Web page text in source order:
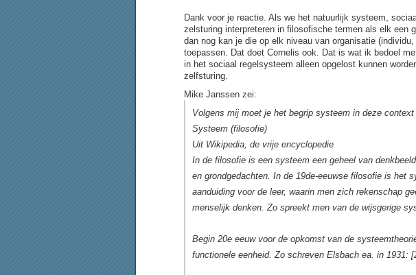
Dank voor je reactie. Als we het natuurlijk systeem,
zelsturing interpreteren in filosofische termen als elk een
dan nog kan je die op elk niveau van organisatie
toepassen. Dat doet Cornelis ook. Dat is wat ik bedoel
in het sociaal regelsysteem alleen opgelost kunnen
zelfsturing.
Mike Janssen zei:
Volgens mij moet je het begrip systeem in deze context
Systeem (filosofie)
Uit Wikipedia, de vrije encyclopedie
In de filosofie is een systeem een geheel van
en grondgedachten. In de 19de-eeuwse filosofie is het
aanduiding voor de leer, waarin men zich rekenschap
menselijk denken. Zo spreekt men van de wijsgerige
Begin 20e eeuw voor de opkomst van de
functionele eenheid. Zo schreven Elsbach ea. in 1931: